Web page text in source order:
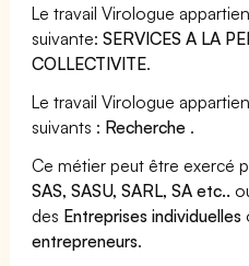
Le travail Virologue
suivante:SERVICES A LA
COLLECTIVITE.
Le travail Virologue
suivants : Recherche .
Ce métier peut être exercé
SAS, SASU, SARL, SA etc..
des Entreprises individuelles
entrepreneurs.